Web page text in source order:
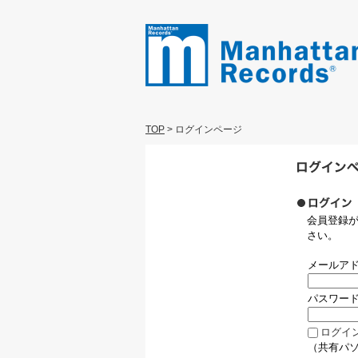
TOP > ログインページ
会員登録
さい。
メールア
パスワー
ログイ
（共有パ